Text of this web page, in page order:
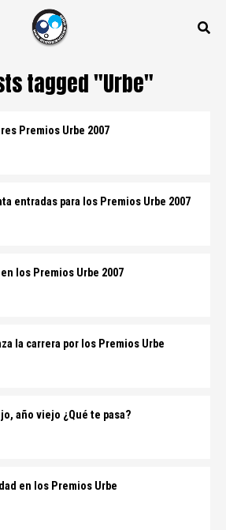
tagged "Urbe"
Premios Urbe 2007
entradas para los Premios Urbe 2007
los Premios Urbe 2007
la carrera por los Premios Urbe
año viejo ¿Qué te pasa?
en los Premios Urbe